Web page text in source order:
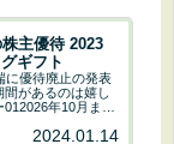
株主優待 2023
ギフト
に優待廃止の発表
があるのは嬉し
年10月まで
原工業の株主優待
2024.01.14